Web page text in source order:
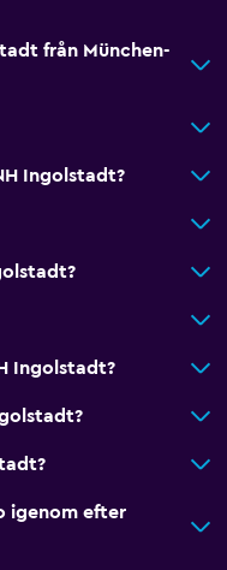
från München-
Ingolstadt?
Ingolstadt?
igenom efter